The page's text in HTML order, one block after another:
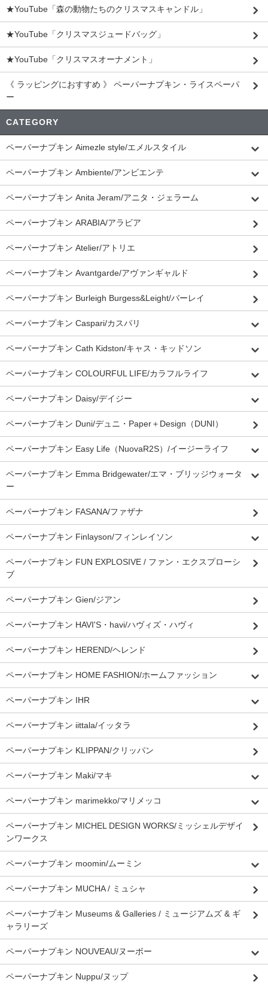
★YouTube「森の動物たちのクリスマスキャンドル」
★YouTube「クリスマスジュードバッグ」
★YouTube「クリスマスオーナメント」
《 ラッピングにおすすめ 》 ペーパーナプキン・ライスペーパ
ー
CATEGORY
ペーパーナプキン Aimezle style/エメルスタイル
ペーパーナプキン Ambiente/アンビエンテ
ペーパーナプキン Anita Jeram/アニタ・ジェラーム
ペーパーナプキン ARABIA/アラビア
ペーパーナプキン Atelier/アトリエ
ペーパーナプキン Avantgarde/アヴァンギャルド
ペーパーナプキン Burleigh Burgess&Leight/バーレイ
ペーパーナプキン Caspari/カスパリ
ペーパーナプキン Cath Kidston/キャス・キッドソン
ペーパーナプキン COLOURFUL LIFE/カラフルライフ
ペーパーナプキン Daisy/デイジー
ペーパーナプキン Duni/デュニ・Paper＋Design（DUNI）
ペーパーナプキン Easy Life（NuovaR2S）/イージーライフ
ペーパーナプキン Emma Bridgewater/エマ・ブリッジウォータ
ー
ペーパーナプキン FASANA/ファザナ
ペーパーナプキン Finlayson/フィンレイソン
ペーパーナプキン FUN EXPLOSIVE / ファン・エクスプローシ
ブ
ペーパーナプキン Gien/ジアン
ペーパーナプキン HAVI'S・havi/ハヴィズ・ハヴィ
ペーパーナプキン HEREND/ヘレンド
ペーパーナプキン HOME FASHION/ホームファッション
ペーパーナプキン IHR
ペーパーナプキン iittala/イッタラ
ペーパーナプキン KLIPPAN/クリッパン
ペーパーナプキン Maki/マキ
ペーパーナプキン marimekko/マリメッコ
ペーパーナプキン MICHEL DESIGN WORKS/ミッシェルデザイ
ンワークス
ペーパーナプキン moomin/ムーミン
ペーパーナプキン MUCHA / ミュシャ
ペーパーナプキン Museums & Galleries / ミュージアムズ & ギ
ャラリーズ
ペーパーナプキン NOUVEAU/ヌーボー
ペーパーナプキン Nuppu/ヌップ